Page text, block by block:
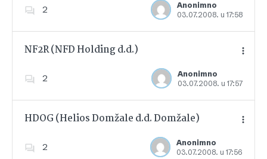
2
Anonimno
03.07.2008. u 17:58
Dodajte u favorite
NF2R (NFD Holding d.d.)
2
Anonimno
03.07.2008. u 17:57
Dodajte u favorite
HDOG (Helios Domžale d.d. Domžale)
2
Anonimno
03.07.2008. u 17:56
Dodajte u favorite